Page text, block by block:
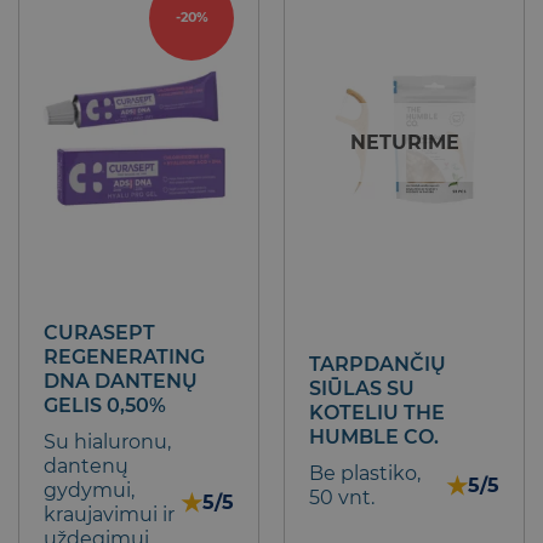
-20%
CURASEPT
REGENERATING
DNA DANTENŲ
GELIS 0,50%
Su hialuronu,
dantenų
gydymui,
kraujavimui ir ★5/5
NETURIME
TARPDANČIŲ
SIŪLAS SU
KOTELIU THE
HUMBLE CO.
Be plastiko,
50 vnt.
★5/5